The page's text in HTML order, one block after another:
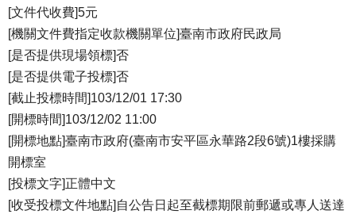
[文件代收費]5元
[機關文件費指定收款機關單位]臺南市政府民政局
[是否提供現場領標]否
[是否提供電子投標]否
[截止投標時間]103/12/01 17:30
[開標時間]103/12/02 11:00
[開標地點]臺南市政府(臺南市安平區永華路2段6號)1樓採購
開標室
[投標文字]正體中文
[收受投標文件地點]自公告日起至截標期限前郵遞或專人送達